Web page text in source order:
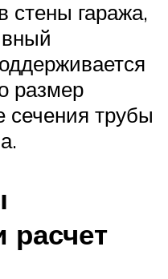
стены гаража,
размер
сечения трубы
расчет